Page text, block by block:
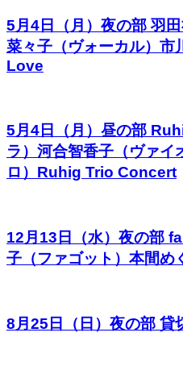
5月4日（月）夜の部 羽
菜々子（ヴォーカル）市
Love
5月4日（月）昼の部
ラ）河合智香子（ヴァイ
ロ）Ruhig Trio Concert
12月13日（水）夜の部
子（ファゴット）本間め
8月25日（日）夜の部 貸